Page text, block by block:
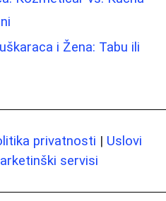
i Žena: Tabu ili
privatnosti | Uslovi
servisi